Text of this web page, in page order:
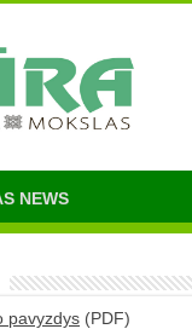
NEWS
pavyzdys (PDF)